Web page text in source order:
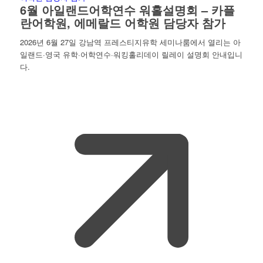
6월 아일랜드어학연수 워홀설명회 – 카플
란어학원, 에메랄드 어학원 담당자 참가
2026년 6월 27일 강남역 프레스티지유학 세미나룸에서 열리는 아
일랜드·영국 유학·어학연수·워킹홀리데이 릴레이 설명회 안내입니
다.